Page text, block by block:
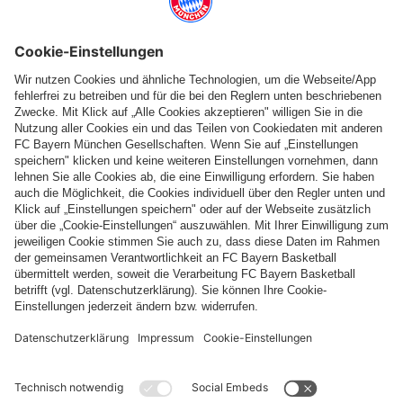
Folge uns
Zahlung & Lieferung
FC Bayern Store App